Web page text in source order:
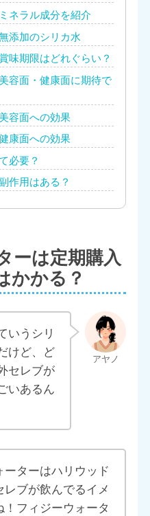
ネラル成分を紹介
添加のシリカ水
味期限はどれぐらい？
容面・健康面に期待で
容面への効果
康面への効果
必要？
作用はある？
ーは定期購入
かかる？
いうシリ
けど、ど
セレブが
いあるん
ーターはハリウッド
レブが飲んでるイメ
！フィジーウォータ